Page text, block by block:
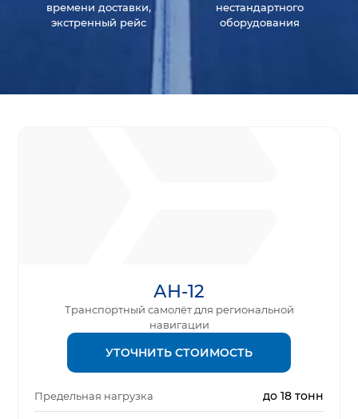
времени доставки,
экстренный рейс
нестандартного
оборудования
АН-12
Транспортный самолёт для региональной
навигации
УТОЧНИТЬ СТОИМОСТЬ
Предельная нагрузка до 18 тонн